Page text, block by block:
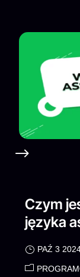
Czym
języka
PAŹ 3